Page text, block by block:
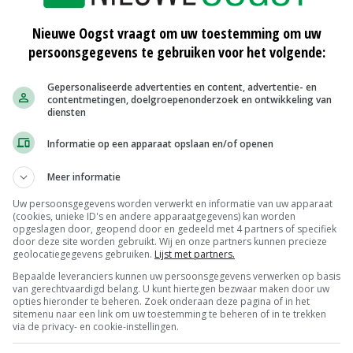
PlamV en het Tulpenvirus X
en tranen gekost om het grote, bestaande
praktijkinstrument dat vrijwel realtime
Research. 'Voor het eerst maken we hierbij
van glas of kunststof die in de vorm van een
om signalen snel en betrouwbaar over grote
de virussensor al een wereldprimeur in handen
moeten nog een regeneratiemethode ontwikkelen.
kunnen ontladen, zodat deze schoon is en kan
is meer voor nodig dan een bakje met water',
heeft de projectgroep, met steun van
Nieuwe Oogst vraagt om uw toestemming om uw
persoonsgegevens te gebruiken voor het volgende:
Gepersonaliseerde advertenties en content, advertentie- en
contentmetingen, doelgroepenonderzoek en ontwikkeling van
diensten
Informatie op een apparaat opslaan en/of openen
Meer informatie
Uw persoonsgegevens worden verwerkt en informatie van uw apparaat
(cookies, unieke ID's en andere apparaatgegevens) kan worden
opgeslagen door, geopend door en gedeeld met 4 partners of specifiek
door deze site worden gebruikt. Wij en onze partners kunnen precieze
geolocatiegegevens gebruiken. Lijst met partners.
Bepaalde leveranciers kunnen uw persoonsgegevens verwerken op basis
van gerechtvaardigd belang. U kunt hiertegen bezwaar maken door uw
opties hieronder te beheren. Zoek onderaan deze pagina of in het
sitemenu naar een link om uw toestemming te beheren of in te trekken
via de privacy- en cookie-instellingen.